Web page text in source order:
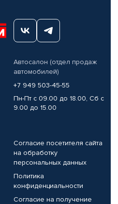
Автосалон (отдел продаж
автомобилей)
+7 949 503-45-55
Пн-Пт с 09.00 до 18.00, Сб с
9.00 до 15.00
Согласие посетителя сайта
на обработку
персональных данных
Политика
конфиденциальности
Согласие на получение